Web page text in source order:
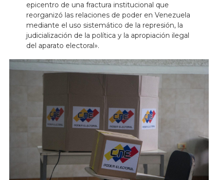
epicentro de una fractura institucional que
reorganizó las relaciones de poder en Venezuela
mediante el uso sistemático de la represión, la
judicialización de la política y la apropiación ilegal
del aparato electoral».